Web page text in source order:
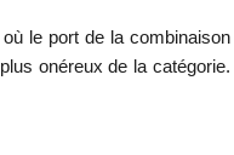
le port de la combinaison
onéreux de la catégorie.